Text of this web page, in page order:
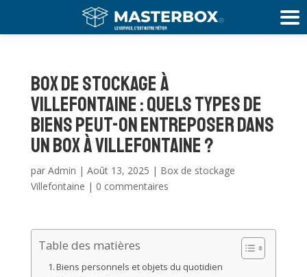
box de stockage à
Villefontaine : Quels types de
biens peut-on entreposer dans
un box à Villefontaine ?
par Admin | Août 13, 2025 | Box de stockage
Villefontaine | 0 commentaires
Table des matières
Biens personnels et objets du quotidien